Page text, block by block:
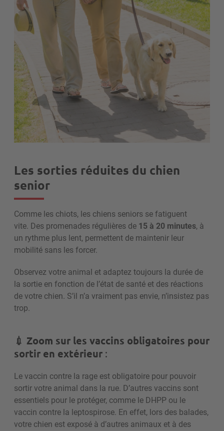
Les sorties réduites du chien
senior
Comme les chiots, les chiens seniors se fatiguent
vite. Des promenades régulières de 15 à 20 minutes, à
un rythme plus lent, permettent de maintenir leur
mobilité sans les forcer.
Observez votre animal et adaptez toujours la durée de
la sortie en fonction de l’état de santé et des réactions
de votre chien. S’il n’a vraiment pas envie, n’insistez pas
trop.
💉 Zoom sur les vaccins obligatoires pour
sortir en extérieur :
Le vaccin contre la rage est obligatoire pour pouvoir
sortir votre animal dans la rue. D’autres vaccins sont
essentiels pour le protéger, comme le DHPP ou le
vaccin contre la leptospirose. En effet, lors des balades,
votre chien est exposé à d’autres animaux et à des